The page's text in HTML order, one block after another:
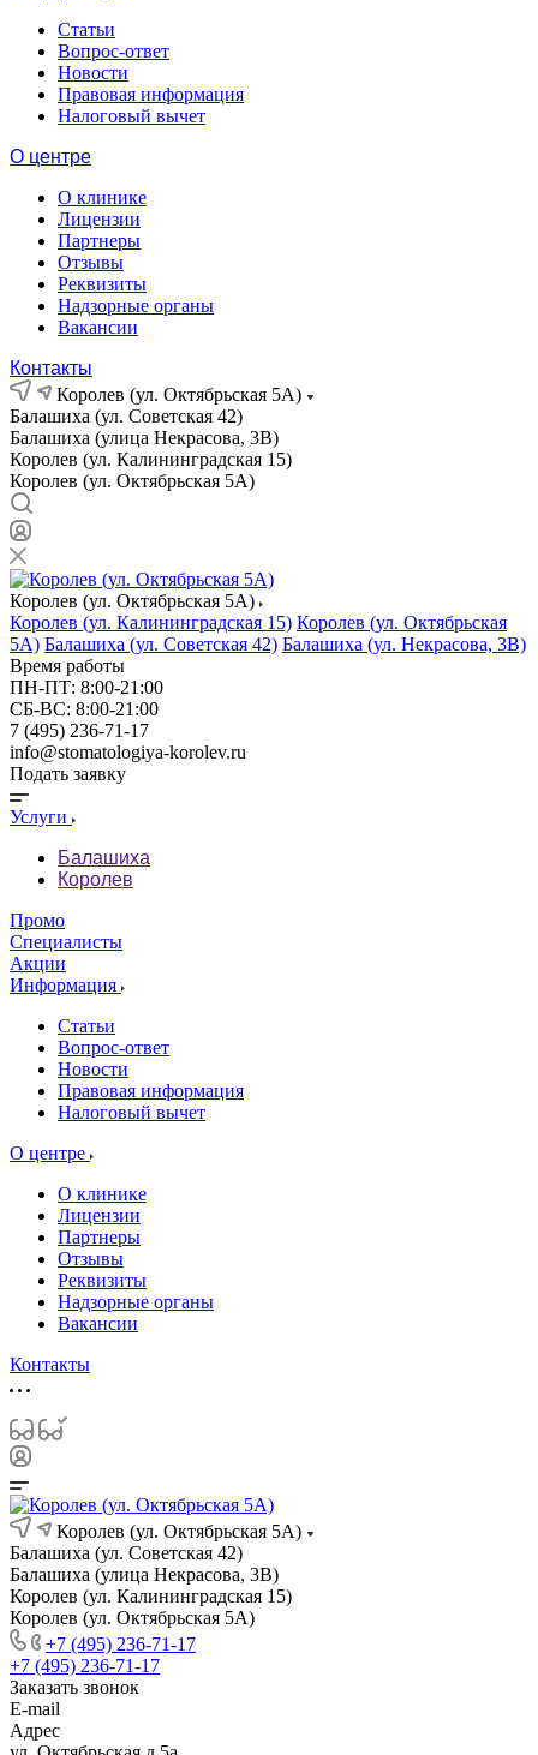
Статьи
Вопрос-ответ
Новости
Правовая информация
Налоговый вычет
О центре
О клинике
Лицензии
Партнеры
Отзывы
Реквизиты
Надзорные органы
Вакансии
Контакты
Королев (ул. Октябрьская 5А)
Балашиха (ул. Советская 42)
Балашиха (улица Некрасова, 3В)
Королев (ул. Калининградская 15)
Королев (ул. Октябрьская 5А)
Королев (ул. Октябрьская 5А)
Королев (ул. Калининградская 15) Королев (ул. Октябрьская
5А) Балашиха (ул. Советская 42) Балашиха (ул. Некрасова, 3В)
Время работы
ПН-ПТ: 8:00-21:00
СБ-ВС: 8:00-21:00
7 (495) 236-71-17
info@stomatologiya-korolev.ru
Подать заявку
Услуги
Балашиха
Королев
Промо
Специалисты
Акции
Информация
Статьи
Вопрос-ответ
Новости
Правовая информация
Налоговый вычет
О центре
О клинике
Лицензии
Партнеры
Отзывы
Реквизиты
Надзорные органы
Вакансии
Контакты
Королев (ул. Октябрьская 5А)
Балашиха (ул. Советская 42)
Балашиха (улица Некрасова, 3В)
Королев (ул. Калининградская 15)
Королев (ул. Октябрьская 5А)
+7 (495) 236-71-17
+7 (495) 236-71-17
Заказать звонок
E-mail
Адрес